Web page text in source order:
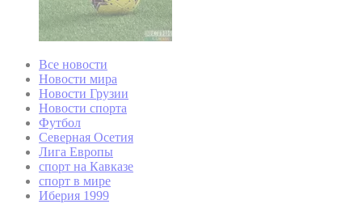
Все новости
Новости мира
Новости Грузии
Новости спорта
Футбол
Северная Осетия
Лига Европы
спорт на Кавказе
спорт в мире
Иберия 1999